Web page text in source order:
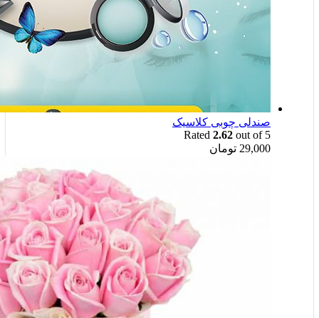
صندلی چوبی کلاسیک
Rated 2.62 out of 5
29,000 تومان